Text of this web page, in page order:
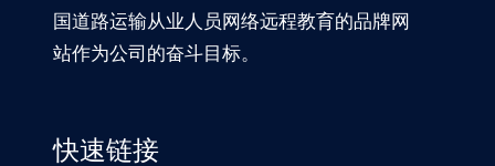
国道路运输从业人员网络远程教育的品牌网
站作为公司的奋斗目标。
快速链接